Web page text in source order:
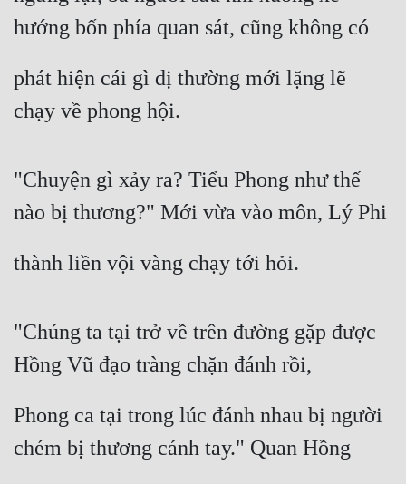
hướng bốn phía quan sát, cũng không có
phát hiện cái gì dị thường mới lặng lẽ
chạy về phong hội.
"Chuyện gì xảy ra? Tiểu Phong như thế
nào bị thương?" Mới vừa vào môn, Lý Phi
thành liền vội vàng chạy tới hỏi.
"Chúng ta tại trở về trên đường gặp được
Hồng Vũ đạo tràng chặn đánh rồi,
Phong ca tại trong lúc đánh nhau bị người
chém bị thương cánh tay." Quan Hồng